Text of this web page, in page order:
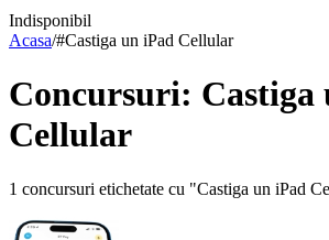
Indisponibil
Acasa/#Castiga un iPad Cellular
Concursuri: Castiga
Cellular
1 concursuri etichetate cu "Castiga un iPad